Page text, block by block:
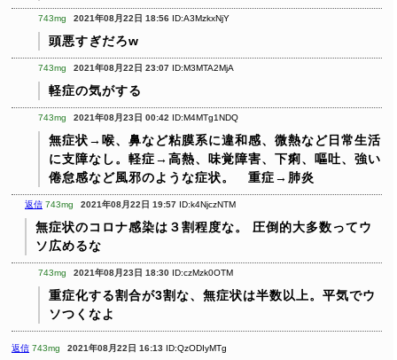
743mg 2021年08月22日 18:56 ID:A3MzkxNjY
頭悪すぎだろw
743mg 2021年08月22日 23:07 ID:M3MTA2MjA
軽症の気がする
743mg 2021年08月23日 00:42 ID:M4MTg1NDQ
無症状→喉、鼻など粘膜系に違和感、微熱など日常生活
に支障なし。軽症→高熱、味覚障害、下痢、嘔吐、強い
倦怠感など風邪のような症状。 重症→肺炎
返信 743mg 2021年08月22日 19:57 ID:k4NjczNTM
無症状のコロナ感染は３割程度な。
圧倒的大多数ってウ
ソ広めるな
743mg 2021年08月23日 18:30 ID:czMzk0OTM
重症化する割合が3割な、無症状は半数以上。平気でウ
ソつくなよ
返信 743mg 2021年08月22日 16:13 ID:QzODIyMTg